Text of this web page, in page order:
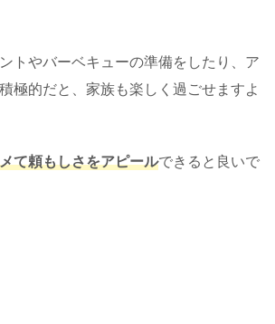
トやバーベキューの準備をしたり、ア
極的だと、家族も楽しく過ごせますよ
て頼もしさをアピールできると良いで